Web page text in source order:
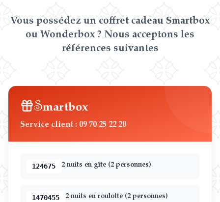
Vous possédez un coffret cadeau Smartbox
ou Wonderbox ? Nous acceptons les
références suivantes
Smartbox
Service client : 09 70 25 22 20
124675 2 nuits en gîte (2 personnes)
1470455 2 nuits en roulotte (2 personnes)